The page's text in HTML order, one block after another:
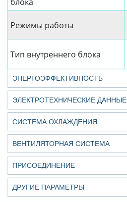
блока
Режимы работы
Тип внутреннего блока
ЭНЕРГОЭФФЕКТИВНОСТЬ
ЭЛЕКТРОТЕХНИЧЕСКИЕ ДАННЫЕ
СИСТЕМА ОХЛАЖДЕНИЯ
ВЕНТИЛЯТОРНАЯ СИСТЕМА
ПРИСОЕДИНЕНИЕ
ДРУГИЕ ПАРАМЕТРЫ